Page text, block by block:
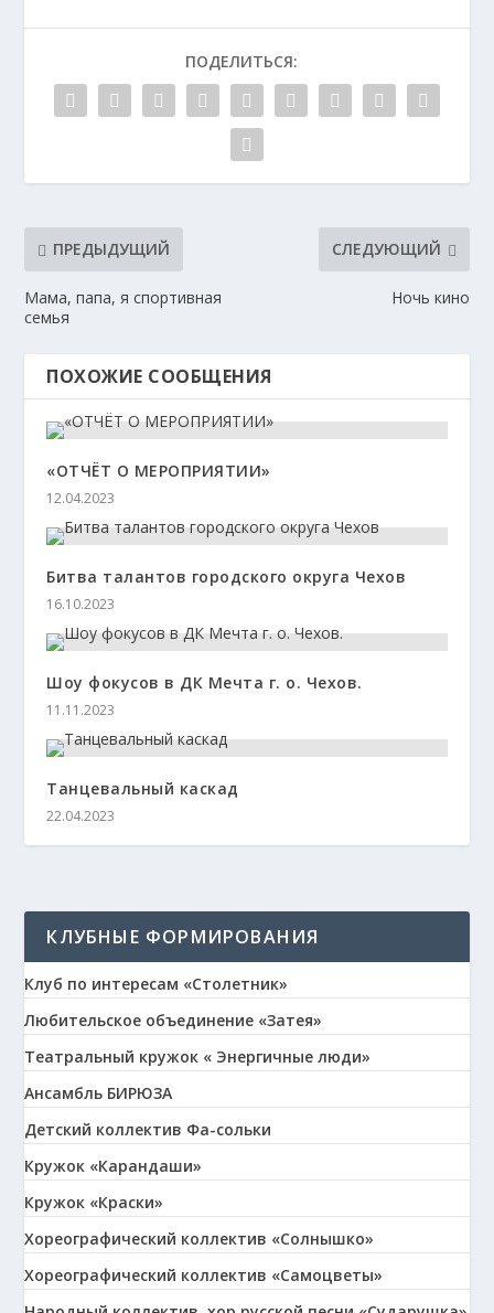
ПОДЕЛИТЬСЯ:
ПРЕДЫДУЩИЙ
Мама, папа, я спортивная
семья
СЛЕДУЮЩИЙ
Ночь кино
ПОХОЖИЕ СООБЩЕНИЯ
«ОТЧЁТ О МЕРОПРИЯТИИ»
12.04.2023
Битва талантов городского округа Чехов
16.10.2023
Шоу фокусов в ДК Мечта г. о. Чехов.
11.11.2023
Танцевальный каскад
22.04.2023
КЛУБНЫЕ ФОРМИРОВАНИЯ
Клуб по интересам «Столетник»
Любительское объединение «Затея»
Театральный кружок « Энергичные люди»
Ансамбль БИРЮЗА
Детский коллектив Фа-сольки
Кружок «Карандаши»
Кружок «Краски»
Хореографический коллектив «Солнышко»
Хореографический коллектив «Самоцветы»